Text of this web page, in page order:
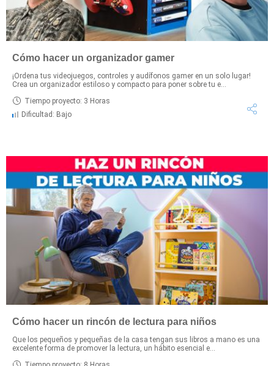
Cómo hacer un organizador gamer
¡Ordena tus videojuegos, controles y audífonos gamer en un solo lugar!
Crea un organizador estiloso y compacto para poner sobre tu e...
Tiempo proyecto: 3 Horas
Dificultad: Bajo
Cómo hacer un rincón de lectura para niños
Que los pequeños y pequeñas de la casa tengan sus libros a mano es una
excelente forma de promover la lectura, un hábito esencial e...